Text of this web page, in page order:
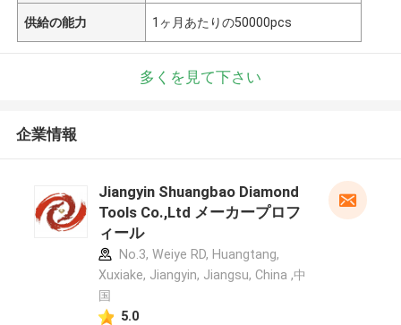
供給の能力 1ヶ月あたりの50000pcs
多くを見て下さい
企業情報
Jiangyin Shuangbao Diamond
Tools Co.,Ltd メーカープロフ
ィール
No.3, Weiye RD, Huangtang,
Xuxiake, Jiangyin, Jiangsu, China ,中
国
5.0